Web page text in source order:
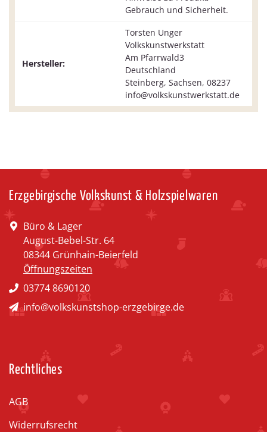
Gebrauch und Sicherheit.
Hersteller:
Torsten Unger
Volkskunstwerkstatt
Am Pfarrwald3
Deutschland
Steinberg, Sachsen, 08237
info@volkskunstwerkstatt.de
Erzgebirgische Volkskunst & Holzspielwaren
Büro & Lager
August-Bebel-Str. 64
08344 Grünhain-Beierfeld
Öffnungszeiten
03774 8690120
info@volkskunstshop-erzgebirge.de
Rechtliches
AGB
Widerrufsrecht